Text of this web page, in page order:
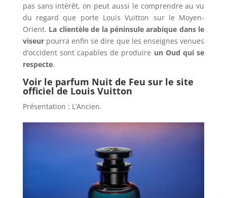
pas sans intérêt, on peut aussi le comprendre au vu
du regard que porte Louis Vuitton sur le Moyen-
Orient. La clientèle de la péninsule arabique dans le
viseurpourra enfin se dire que les enseignes venues
d’occident sont capables de produire un Oud qui se
respecte.
Voir le parfum Nuit de Feu sur le site
officiel de Louis Vuitton
Présentation : L’Ancien.